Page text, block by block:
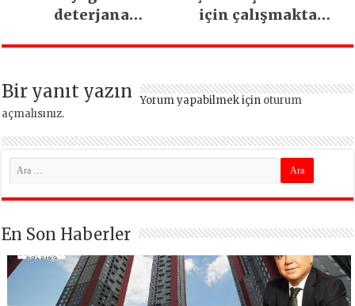
deterjana
için çalışmaktan
Bir yanıt yazın Yorum yapabilmek için oturum
açmalısınız.
En Son Haberler